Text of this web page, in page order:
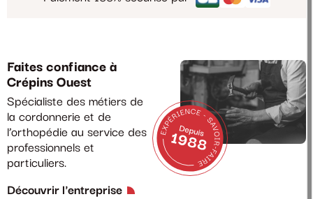
Faites confiance à
Crépins Ouest
Spécialiste des métiers de
la cordonnerie et de
l’orthopédie au service des
professionnels et
particuliers.
Découvrir l'entreprise